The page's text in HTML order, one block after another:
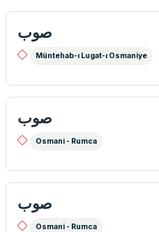
صوب
Müntehab-ı Lugat-ı Osmaniye
صوب
Osmani - Rumca
صوب
Osmani - Rumca